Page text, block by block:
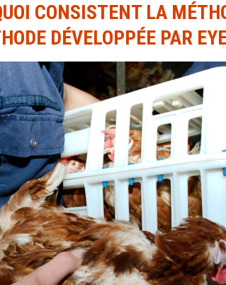
CONSISTENT LA
DÉVELOPPÉE PAR